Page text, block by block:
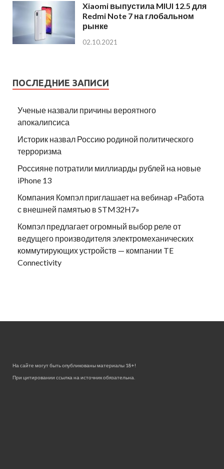
Xiaomi выпустила MIUI 12.5 для
Redmi Note 7 на глобальном
рынке
02.10.2021
ПОСЛЕДНИЕ ЗАПИСИ
Ученые назвали причины вероятного
апокалипсиса
Историк назвал Россию родиной политического
терроризма
Россияне потратили миллиарды рублей на новые
iPhone 13
Компания Компэл приглашает на вебинар «Работа
с внешней памятью в STM32H7»
Компэл предлагает огромный выбор реле от
ведущего производителя электромеханических
коммутирующих устройств — компании TE
Connectivity
На сайте могут быть опубликованы материалы 18+!
При цитировании ссылка на источник обязательна.